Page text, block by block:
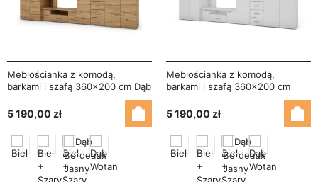
Meblościanka z komodą,
barkami i szafą 360×200 cm Dąb
5 190,00 zł
Meblościanka z komodą,
barkami i szafą 360×200 cm
5 190,00 zł